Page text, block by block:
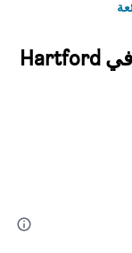
اعثر على نتائج أفضل لإقامتك في Hartford